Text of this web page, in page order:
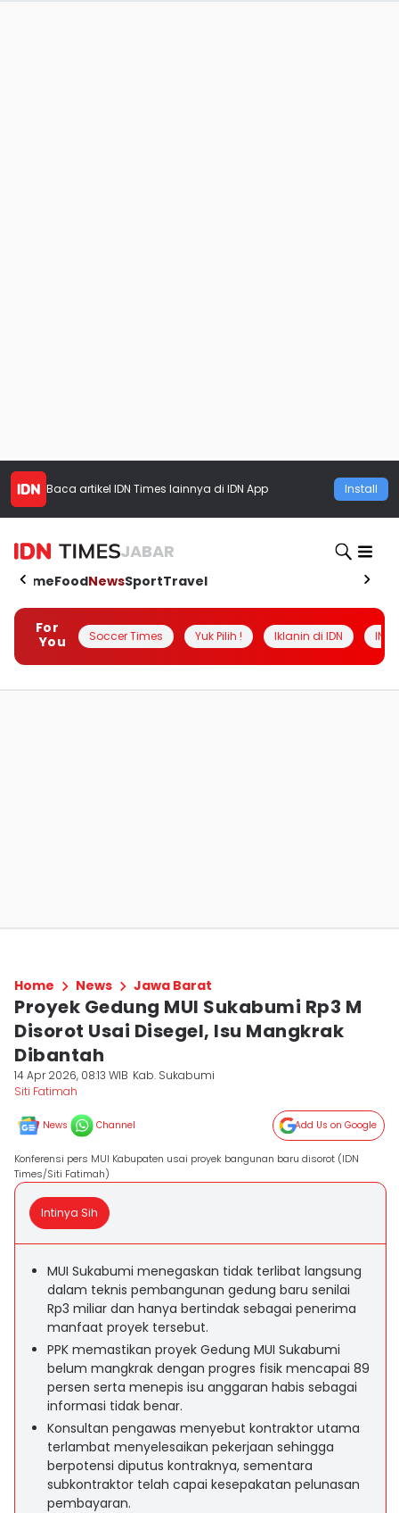
Baca artikel IDN Times lainnya di IDN App Install
JABAR
HomeFoodNewsSportTravel
For
You
Soccer Times Yuk Pilih ! Iklanin di IDN
Home News Jawa Barat
Proyek Gedung MUI Sukabumi Rp3 M
Disorot Usai Disegel, Isu Mangkrak
Dibantah
14 Apr 2026, 08:13 WIB Kab. Sukabumi
Siti Fatimah
News Channel Add Us on Google
Konferensi pers MUI Kabupaten usai proyek bangunan baru disorot (IDN
Times/Siti Fatimah)
Intinya Sih
MUI Sukabumi menegaskan tidak terlibat langsung
dalam teknis pembangunan gedung baru senilai
Rp3 miliar dan hanya bertindak sebagai penerima
manfaat proyek tersebut.
PPK memastikan proyek Gedung MUI Sukabumi
belum mangkrak dengan progres fisik mencapai 89
persen serta menepis isu anggaran habis sebagai
informasi tidak benar.
Konsultan pengawas menyebut kontraktor utama
terlambat menyelesaikan pekerjaan sehingga
berpotensi diputus kontraknya, sementara
subkontraktor telah capai kesepakatan pelunasan
pembayaran.